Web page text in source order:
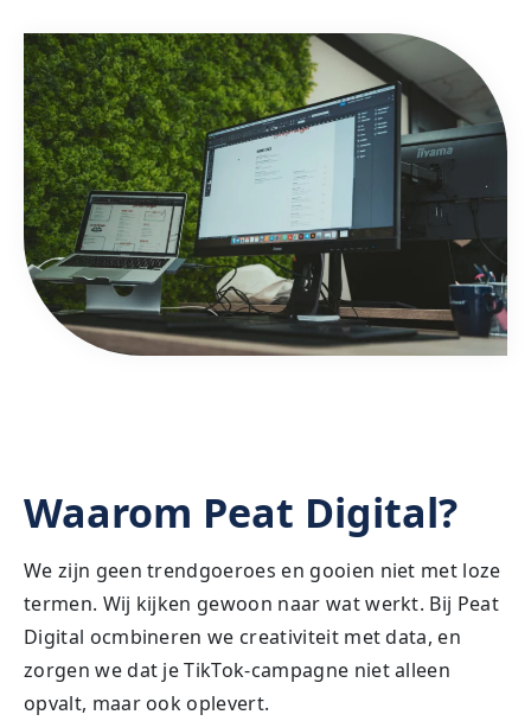
Waarom Peat Digital?
We zijn geen trendgoeroes en gooien niet met loze
termen. Wij kijken gewoon naar wat werkt. Bij Peat
Digital ocmbineren we creativiteit met data, en
zorgen we dat je TikTok-campagne niet alleen
opvalt, maar ook oplevert.